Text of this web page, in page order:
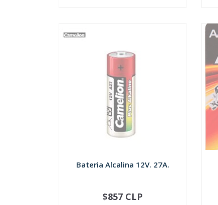
Bateria Alcalina 12V. 27A.
SOLD OUT
$857 CLP